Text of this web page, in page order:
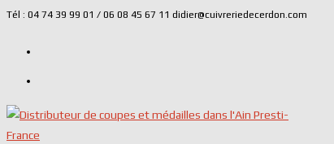
Tél : 04 74 39 99 01 / 06 08 45 67 11 didier@cuivreriedecerdon.com